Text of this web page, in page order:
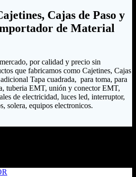
Cajas de Paso y
de Material
por calidad y precio sin
que fabricamos como Cajetines, Cajas
Tapa cuadrada, para toma, para
tuberia EMT, unión y conector EMT,
de electricidad, luces led, interruptor,
solera, equipos electronicos.